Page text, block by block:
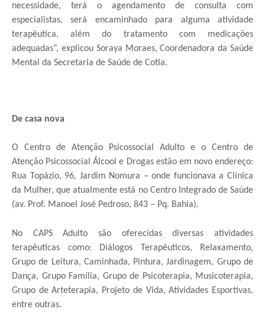
necessidade, terá o agendamento de consulta com
especialistas, será encaminhado para alguma atividade
terapêutica, além do tratamento com medicações
adequadas”, explicou Soraya Moraes, Coordenadora da Saúde
Mental da Secretaria de Saúde de Cotia.
De casa nova
O Centro de Atenção Psicossocial Adulto e o Centro de
Atenção Psicossocial Álcool e Drogas estão em novo endereço:
Rua Topázio, 96, Jardim Nomura – onde funcionava a Clínica
da Mulher, que atualmente está no Centro Integrado de Saúde
(av. Prof. Manoel José Pedroso, 843 – Pq. Bahia).
No CAPS Adulto são oferecidas diversas atividades
terapêuticas como: Diálogos Terapêuticos, Relaxamento,
Grupo de Leitura, Caminhada, Pintura, Jardinagem, Grupo de
Dança, Grupo Família, Grupo de Psicoterapia, Musicoterapia,
Grupo de Arteterapia, Projeto de Vida, Atividades Esportivas,
entre outras.